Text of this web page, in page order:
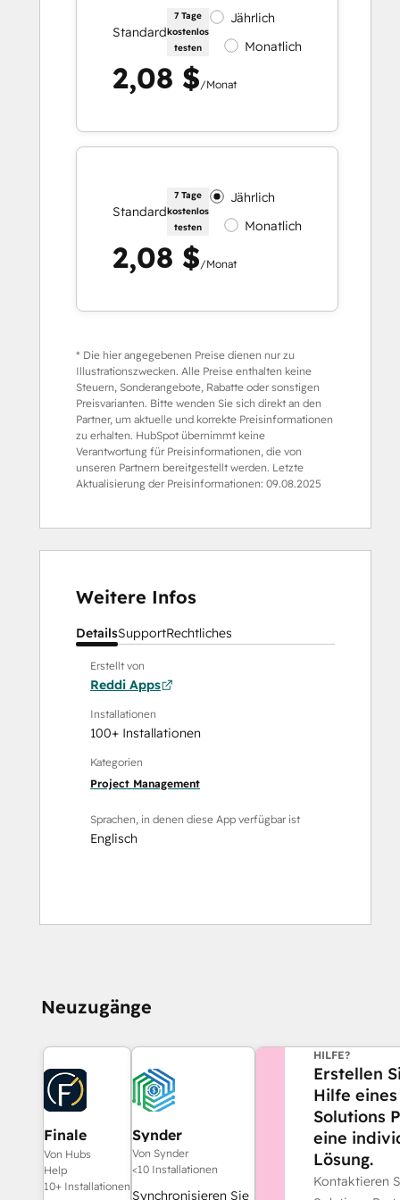
Standard
7 Tage
kostenlos
testen
Jährlich
Monatlich
2,08 $/Monat
Standard
7 Tage
kostenlos
testen
Jährlich
Monatlich
2,08 $/Monat
* Die hier angegebenen Preise dienen nur zu
Illustrationszwecken. Alle Preise enthalten keine
Steuern, Sonderangebote, Rabatte oder sonstigen
Preisvarianten. Bitte wenden Sie sich direkt an den
Partner, um aktuelle und korrekte Preisinformationen
zu erhalten. HubSpot übernimmt keine
Verantwortung für Preisinformationen, die von
unseren Partnern bereitgestellt werden. Letzte
Aktualisierung der Preisinformationen: 09.08.2025
Weitere Infos
DetailsSupportRechtliches
Erstellt von
Reddi Apps
Installationen
100+ Installationen
Kategorien
Project Management
Sprachen, in denen diese App verfügbar ist
Englisch
Neuzugänge
Finale
Composer
Von Hubs
Help
10+ Installationen
Synder
Von Synder
<10 Installationen
Synchronisieren Sie
HILFE?
Erstellen
Hilfe
Solutions
eine
Lösung.
Kontaktieren